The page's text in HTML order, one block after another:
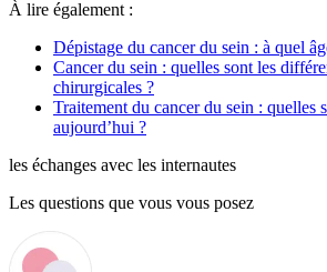
À lire également :
Dépistage du cancer du sein : à quel
Cancer du sein : quelles sont les
chirurgicales ?
Traitement du cancer du sein : quelles
aujourd’hui ?
les échanges avec les internautes
Les questions que vous vous posez